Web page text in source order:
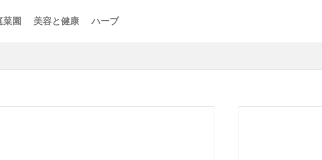
菜園 美容と健康 ハーブ